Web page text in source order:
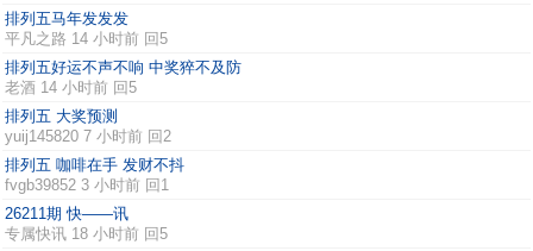
排列五马年发发发
平凡之路 14 小时前 回5
排列五好运不声不响 中奖猝不及防
老酒 14 小时前 回5
排列五 大奖预测
yuij145820 7 小时前 回2
排列五 咖啡在手 发财不抖
fvgb39852 3 小时前 回1
26211期 快——讯
专属快讯 18 小时前 回5